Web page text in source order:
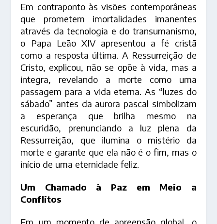
Em contraponto às visões contemporâneas
que prometem imortalidades imanentes
através da tecnologia e do transumanismo,
o Papa Leão XIV apresentou a fé cristã
como a resposta última. A Ressurreição de
Cristo, explicou, não se opõe à vida, mas a
integra, revelando a morte como uma
passagem para a vida eterna. As “luzes do
sábado” antes da aurora pascal simbolizam
a esperança que brilha mesmo na
escuridão, prenunciando a luz plena da
Ressurreição, que ilumina o mistério da
morte e garante que ela não é o fim, mas o
início de uma eternidade feliz.
Um Chamado à Paz em Meio a
Conflitos